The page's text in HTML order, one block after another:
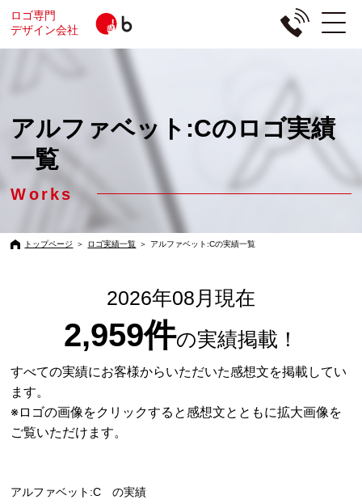
ロゴ専門
デザイン会社
アルファベット:Cのロゴ実績
一覧
Works
トップページ ＞ ロゴ実績一覧 ＞ アルファベット:Cの実績一覧
2026年08月現在
2,959件の実績掲載！
すべての実績にお客様からいただいた感想文を掲載してい
ます。
※ロゴの画像をクリックすると感想文とともに拡大画像を
ご覧いただけます。
アルファベット:C の実績